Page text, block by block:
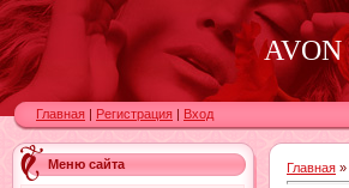
AVON
Главная | Регистрация | Вход
Меню сайта Главная »